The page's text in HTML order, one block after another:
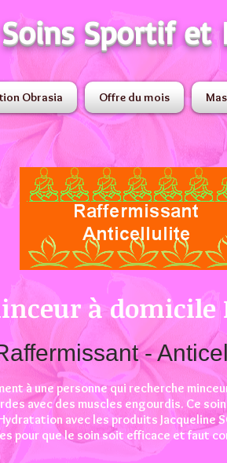
Sportif et
Obrasia Offre du mois
à domicile
-
à une personne qui recherche
avec des muscles engourdis. Ce
avec les produits Jacqueline
pour que le soin soit efficace et faut